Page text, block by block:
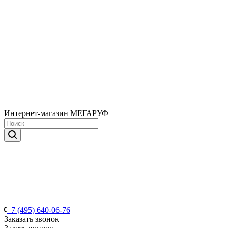
Интернет-магазин МЕГАРУФ
+7 (495) 640-06-76
Заказать звонок